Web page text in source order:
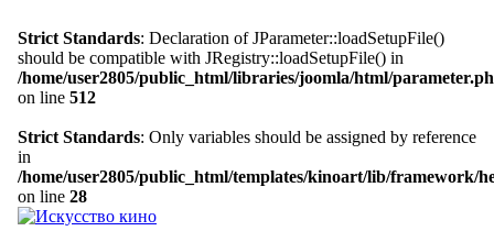
Strict Standards: Declaration of JParameter::loadSetupFile()
should be compatible with JRegistry::loadSetupFile() in
/home/user2805/public_html/libraries/joomla/html/
on line 512
Strict Standards: Only variables should be assigned by reference
in
/home/user2805/public_html/templates/kinoart/lib/framework/
on line 28